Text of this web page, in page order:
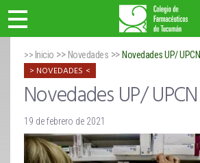
>> Inicio >> Novedades >> Novedades UP/ UPCN
NOVEDADES
Novedades UP/ UPCN
19 de febrero de 2021